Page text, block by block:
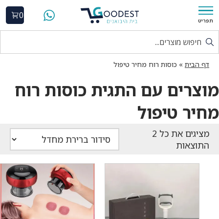
תפריט
0
דף הבית » כוסות רוח מחיר טיפול
מוצרים עם התגית כוסות רוח
מחיר טיפול
התוצאות